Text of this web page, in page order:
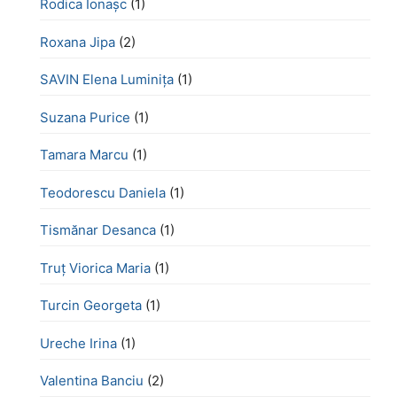
Rodica Ionașc (1)
Roxana Jipa (2)
SAVIN Elena Luminița (1)
Suzana Purice (1)
Tamara Marcu (1)
Teodorescu Daniela (1)
Tismănar Desanca (1)
Truț Viorica Maria (1)
Turcin Georgeta (1)
Ureche Irina (1)
Valentina Banciu (2)